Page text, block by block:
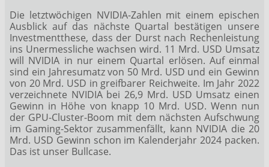
Die letztwöchigen NVIDIA-Zahlen mit einem epischen
Ausblick auf das nächste Quartal bestätigen unsere
Investmentthese, dass der Durst nach Rechenleistung
ins Unermessliche wachsen wird. 11 Mrd. USD Umsatz
will NVIDIA in nur einem Quartal erlösen. Auf einmal
sind ein Jahresumatz von 50 Mrd. USD und ein Gewinn
von 20 Mrd. USD in greifbarer Reichweite. Im Jahr 2022
verzeichnete NVIDIA bei 26,9 Mrd. USD Umsatz einen
Gewinn in Höhe von knapp 10 Mrd. USD. Wenn nun
der GPU-Cluster-Boom mit dem nächsten Aufschwung
im Gaming-Sektor zusammenfällt, kann NVIDIA die 20
Mrd. USD Gewinn schon im Kalenderjahr 2024 packen.
Das ist unser Bullcase.